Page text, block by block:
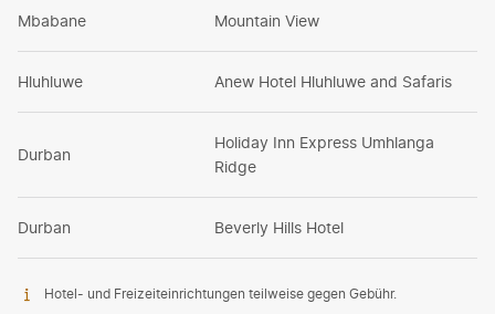
Mbabane Mountain View
Hluhluwe Anew Hotel Hluhluwe and Safaris
Durban
Holiday Inn Express Umhlanga
Ridge
Durban Beverly Hills Hotel
Hotel- und Freizeiteinrichtungen teilweise gegen Gebühr.